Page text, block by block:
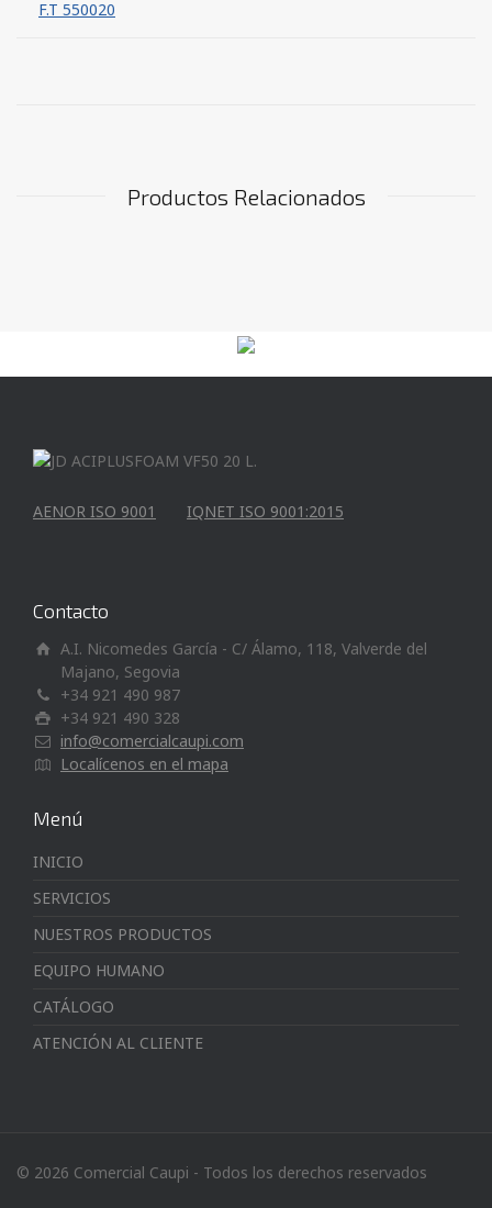
F.T 550020
Productos Relacionados
AENOR ISO 9001 IQNET ISO 9001:2015
Contacto
A.I. Nicomedes García - C/ Álamo, 118, Valverde del
Majano, Segovia
+34 921 490 987
+34 921 490 328
info@comercialcaupi.com
Localícenos en el mapa
Menú
INICIO
SERVICIOS
NUESTROS PRODUCTOS
EQUIPO HUMANO
CATÁLOGO
ATENCIÓN AL CLIENTE
© 2026 Comercial Caupi - Todos los derechos reservados